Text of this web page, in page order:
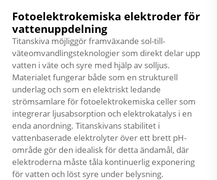
Fotoelektrokemiska elektroder för
vattenuppdelning
Titanskiva möjliggör framväxande sol-till-
väteomvandlingsteknologier som direkt delar upp
vatten i väte och syre med hjälp av solljus.
Materialet fungerar både som en strukturell
underlag och som en elektriskt ledande
strömsamlare för fotoelektrokemiska celler som
integrerar ljusabsorption och elektrokatalys i en
enda anordning. Titanskivans stabilitet i
vattenbaserade elektrolyter över ett brett pH-
område gör den idealisk för detta ändamål, där
elektroderna måste tåla kontinuerlig exponering
för vatten och löst syre under belysning.